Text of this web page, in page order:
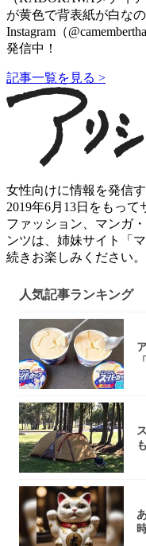
が黄色で背表紙が白な
Instagram（
発信中！
記事一覧を見る >
女性向けに情報を発信
2019年6月13日をもっ
ファッション、マンガ
ンツは、姉妹サイト「
続きお楽しみください。
人気記事ランキング